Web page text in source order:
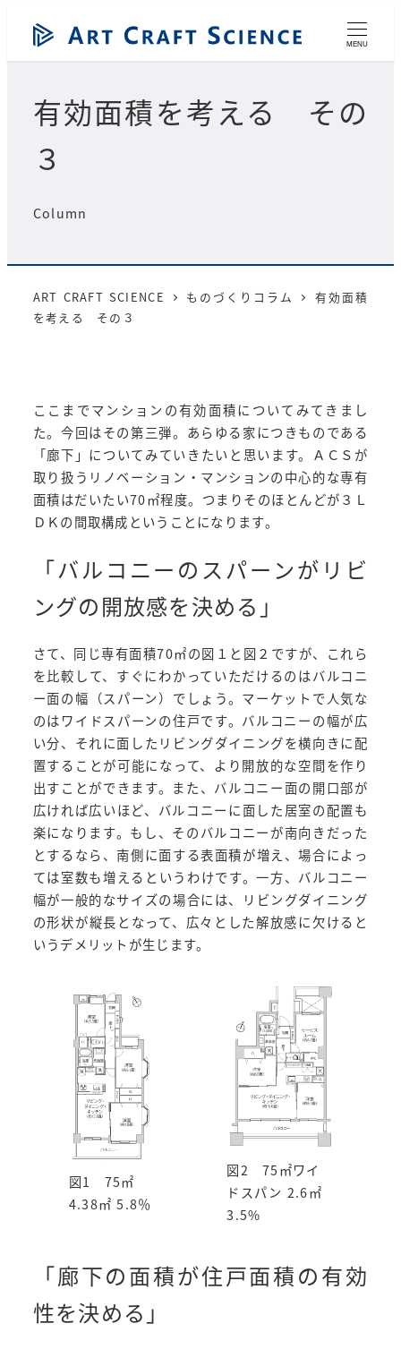
ン
MENU
有効面積を考える その
３
Column
ART CRAFT SCIENCE ものづくりコラム
有効面積
を考える その３
ここまでマンションの有効面積についてみてきまし
た。今回はその第三弾。あらゆる家につきものである
「廊下」についてみていきたいと思います。ＡＣＳが
取り扱うリノベーション・マンションの中心的な専有
面積はだいたい70㎡程度。つまりそのほとんどが３Ｌ
ＤＫの間取構成ということになります。
「バルコニーのスパーンがリビ
ングの開放感を決める」
さて、同じ専有面積70㎡の図１と図２ですが、これら
を比較して、すぐにわかっていただけるのはバルコニ
ー面の幅（スパーン）でしょう。マーケットで人気な
のはワイドスパーンの住戸です。バルコニーの幅が広
い分、それに面したリビングダイニングを横向きに配
置することが可能になって、より開放的な空間を作り
出すことができます。また、バルコニー面の開口部が
広ければ広いほど、バルコニーに面した居室の配置も
楽になります。もし、そのバルコニーが南向きだった
とするなら、南側に面する表面積が増え、場合によっ
ては室数も増えるというわけです。一方、バルコニー
幅が一般的なサイズの場合には、リビングダイニング
の形状が縦長となって、広々とした解放感に欠けると
いうデメリットが生じます。
図1 75㎡
4.38㎡ 5.8％
図2 75㎡ワイ
ドスパン 2.6㎡
3.5%
「廊下の面積が住戸面積の有効
性を決める」